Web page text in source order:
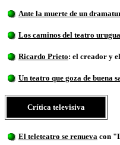
Ante la muerte de un
Los caminos del teatro
Ricardo Prieto: el creador y
Un teatro que goza de buena
Crítica televisiva
El teleteatro se renueva con